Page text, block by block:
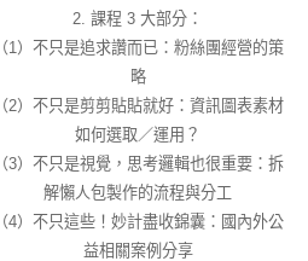
2. 課程 3 大部分：
（1）不只是追求讚而已：粉絲團經營的策
略
（2）不只是剪剪貼貼就好：資訊圖表素材
如何選取／運用？
（3）不只是視覺，思考邏輯也很重要：拆
解懶人包製作的流程與分工
（4）不只這些！妙計盡收錦囊：國內外公
益相關案例分享